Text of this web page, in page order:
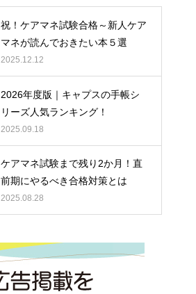
祝！ケアマネ試験合格～新人ケア
マネが読んでおきたい本５選
2025.12.12
2026年度版｜キャプスの手帳シ
リーズ人気ランキング！
2025.09.18
ケアマネ試験まで残り2か月！直
前期にやるべき合格対策とは
2025.08.28